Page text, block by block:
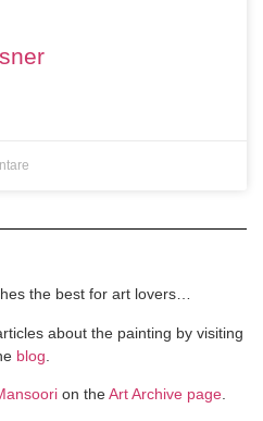
the best for art lovers…
about the painting by visiting
blog
on theArt Archive page